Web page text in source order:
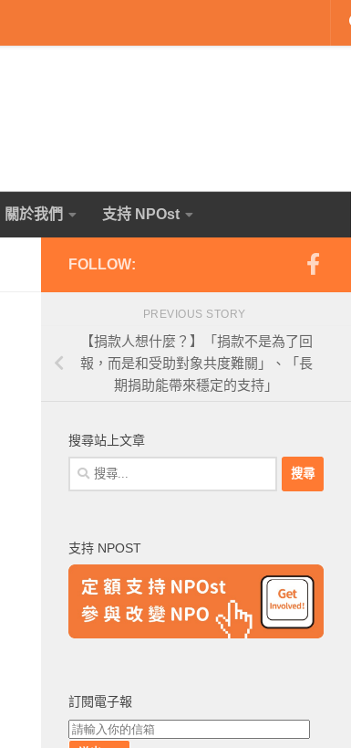
關於我們 支持 NPOst
FOLLOW:
PREVIOUS STORY
【捐款人想什麼？】「捐款不是為了回
報，而是和受助對象共度難關」、「長
期捐助能帶來穩定的支持」
搜尋站上文章
搜
尋
字:
支持 NPOST
訂閱電子報